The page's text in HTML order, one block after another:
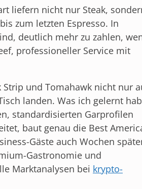
liefern nicht nur Steak,
zum letzten Espresso. In
deutlich mehr zu zahlen,
professioneller Service mit
Strip und Tomahawk nicht nur
landen. Was ich gelernt
standardisierten Garprofilen
baut genau die Best
Gäste auch Wochen
Gastronomie und
Marktanalysen bei krypto-